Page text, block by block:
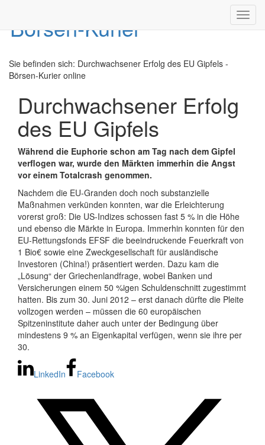
Sie befinden sich: Durchwachsener Erfolg des EU Gipfels -
Börsen-Kurier online
Durchwachsener Erfolg
des EU Gipfels
Während die Euphorie schon am Tag nach dem Gipfel
verflogen war, wurde den Märkten immerhin die Angst
vor einem Totalcrash genommen.
Nachdem die EU-Granden doch noch substanzielle
Maßnahmen verkünden konnten, war die Erleichterung
vorerst groß: Die US-Indizes schossen fast 5 % in die Höhe
und ebenso die Märkte in Europa. Immerhin konnten für den
EU-Rettungsfonds EFSF die beeindruckende Feuerkraft von
1 Bio€ sowie eine Zweckgesellschaft für ausländische
Investoren (China!) präsentiert werden. Dazu kam die
„Lösung“ der Griechenlandfrage, wobei Banken und
Versicherungen einem 50 %igen Schuldenschnitt zugestimmt
hatten. Bis zum 30. Juni 2012 – erst danach dürfte die Pleite
vollzogen werden – müssen die 60 europäischen
Spitzeninstitute daher auch unter der Bedingung über
mindestens 9 % an Eigenkapital verfügen, wenn sie ihre per
30.
LinkedIn Facebook